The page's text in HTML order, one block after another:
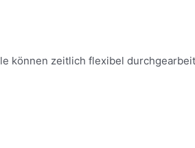
können zeitlich flexibel